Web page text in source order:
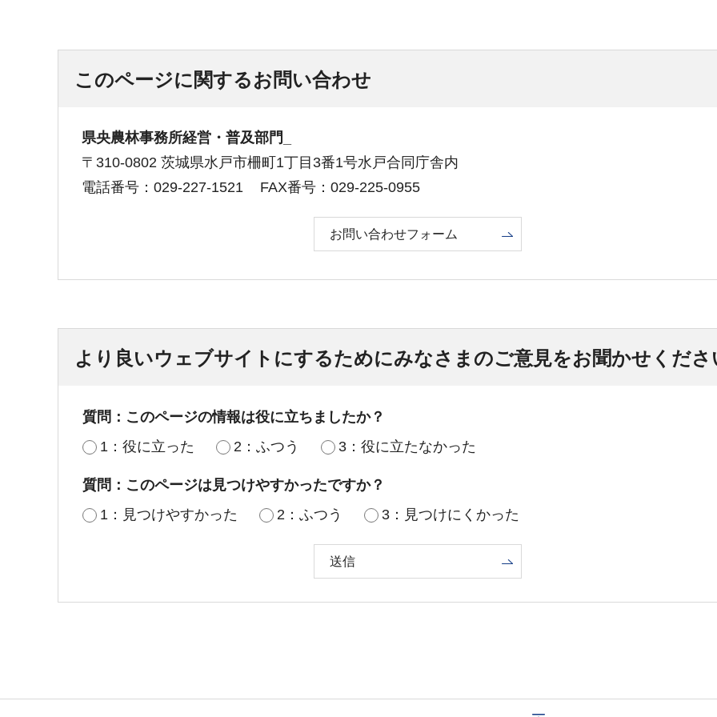
このページに関するお問い合わせ
県央農林事務所経営・普及部門_
〒310-0802 茨城県水戸市柵町1丁目3番1号水戸合同庁舎内
電話番号：029-227-1521
FAX番号：029-225-0955
お問い合わせフォーム
より良いウェブサイトにするためにみなさまのご意見をお聞かせくださ
質問：このページの情報は役に立ちましたか？
1：役に立った
2：ふつう 3：役に立たなかった
質問：このページは見つけやすかったですか？
1：見つけやすかった
2：ふつう 3：見つけにくかった